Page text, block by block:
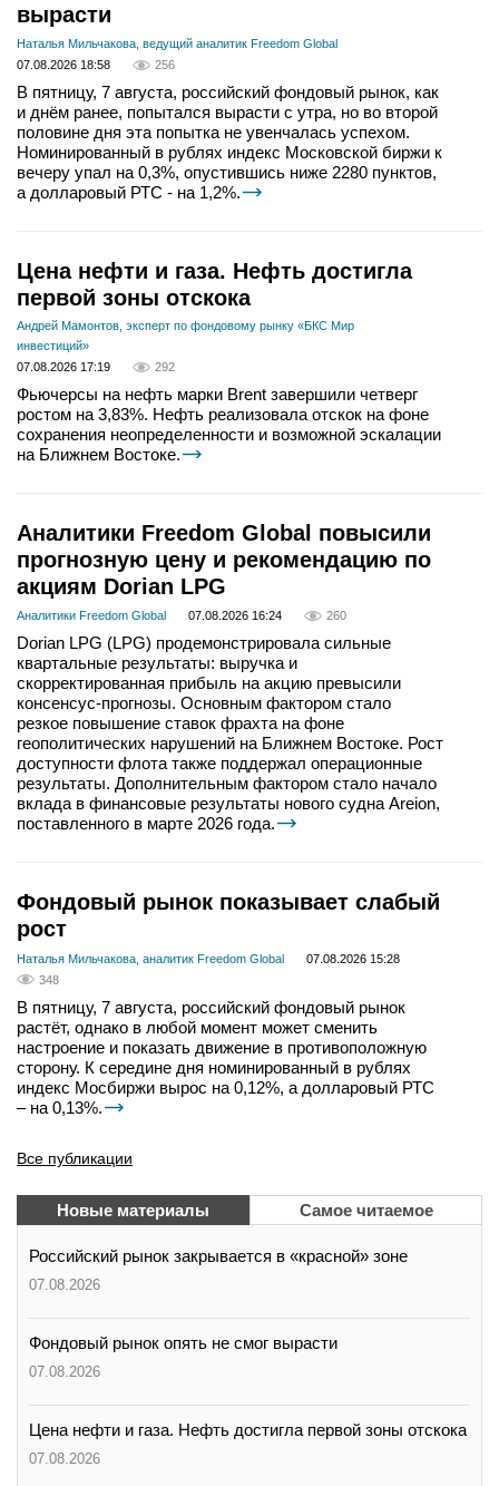
вырасти
Наталья Мильчакова, ведущий аналитик Freedom Global
07.08.2026 18:58
256
В пятницу, 7 августа, российский фондовый рынок, как
и днём ранее, попытался вырасти с утра, но во второй
половине дня эта попытка не увенчалась успехом.
Номинированный в рублях индекс Московской биржи к
вечеру упал на 0,3%, опустившись ниже 2280 пунктов,
а долларовый РТС - на 1,2%.
Цена нефти и газа. Нефть достигла
первой зоны отскока
Андрей Мамонтов, эксперт по фондовому рынку «БКС Мир
инвестиций»
07.08.2026 17:19
292
Фьючерсы на нефть марки Brent завершили четверг
ростом на 3,83%. Нефть реализовала отскок на фоне
сохранения неопределенности и возможной эскалации
на Ближнем Востоке.
Аналитики Freedom Global повысили
прогнозную цену и рекомендацию по
акциям Dorian LPG
Аналитики Freedom Global 07.08.2026 16:24 260
Dorian LPG (LPG) продемонстрировала сильные
квартальные результаты: выручка и
скорректированная прибыль на акцию превысили
консенсус-прогнозы. Основным фактором стало
резкое повышение ставок фрахта на фоне
геополитических нарушений на Ближнем Востоке. Рост
доступности флота также поддержал операционные
результаты. Дополнительным фактором стало начало
вклада в финансовые результаты нового судна Areion,
поставленного в марте 2026 года.
Фондовый рынок показывает слабый
рост
Наталья Мильчакова, аналитик Freedom Global
07.08.2026 15:28
348
В пятницу, 7 августа, российский фондовый рынок
растёт, однако в любой момент может сменить
настроение и показать движение в противоположную
сторону. К середине дня номинированный в рублях
индекс Мосбиржи вырос на 0,12%, а долларовый РТС
– на 0,13%.
Все публикации
Новые материалы Самое читаемое
Российский рынок закрывается в «красной» зоне
07.08.2026
Фондовый рынок опять не смог вырасти
07.08.2026
Цена нефти и газа. Нефть достигла первой зоны отскока
07.08.2026